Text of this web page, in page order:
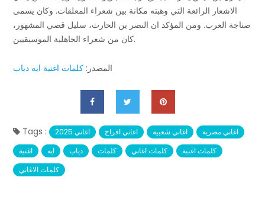
الاشعار الرائعة التي وهبته مكانة بين شعراء المعلقات. وكان يسمى
صناجة العرب. ومن المؤكد ان النصر بن الحارث، سليل قصي المشهور،
كان من شعراء الجاهلية الموسيقيين.
المصدر: كلمات اغنية ايه دياب
Tags : اغاني 2025 اغاني افراح اغاني شعبية
اغاني مصرية
اغنية
ايه دياب كلمات كلمات اغاني
كلمات اغنية
كلمات الاغاني